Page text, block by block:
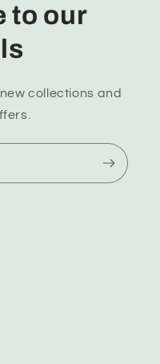
to our
collections and